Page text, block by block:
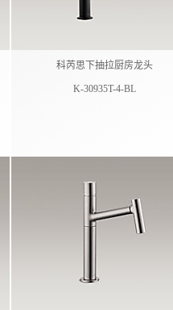
科芮思下抽拉厨房龙头
K-30935T-4-BL